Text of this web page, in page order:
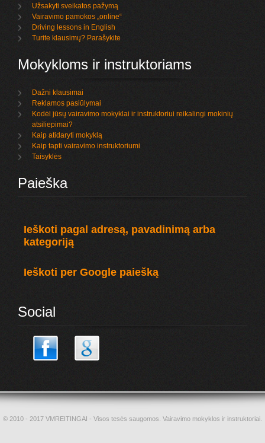
Užsakyti sveikatos pažymą
Vairavimo pamokos „online“
Driving lessons in English
Turite klausimų? Parašykite
Mokykloms ir instruktoriams
Dažni klausimai
Reklamos pasiūlymai
Kodėl jūsų vairavimo mokyklai ir instruktoriui reikalingi mokinių
atsiliepimai?
Kaip atidaryti mokyklą
Kaip tapti vairavimo instruktoriumi
Taisyklės
Paieška
Ieškoti pagal adresą, pavadinimą arba
kategoriją
Ieškoti per Google paiešką
Social
© 2010 - 2017 VMREITINGAI - Visos tesės saugomos. Vairavimo mokyklos ir instruktoriai.